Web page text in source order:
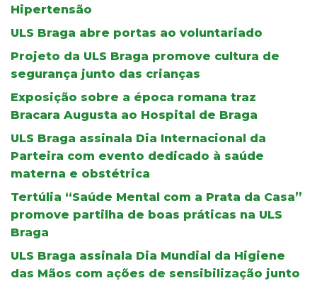
Hipertensão
ULS Braga abre portas ao voluntariado
Projeto da ULS Braga promove cultura de
segurança junto das crianças
Exposição sobre a época romana traz
Bracara Augusta ao Hospital de Braga
ULS Braga assinala Dia Internacional da
Parteira com evento dedicado à saúde
materna e obstétrica
Tertúlia “Saúde Mental com a Prata da Casa”
promove partilha de boas práticas na ULS
Braga
ULS Braga assinala Dia Mundial da Higiene
das Mãos com ações de sensibilização junto